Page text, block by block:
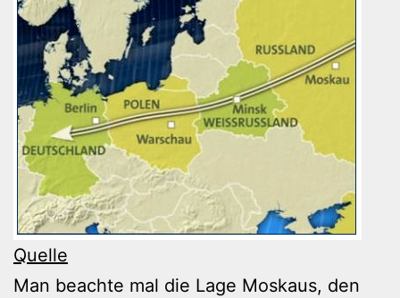
Quelle
Man beachte mal die Lage Moskaus, den